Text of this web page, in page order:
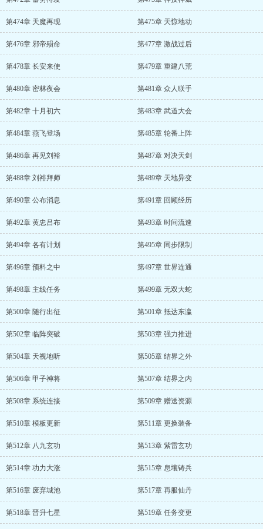
第474章 天魔再现 第475章 天惊地动
第476章 邪帝殒命 第477章 激战过后
第478章 长安来使 第479章 重建八荒
第480章 密林夜会 第481章 众人联手
第482章 十月初六 第483章 武道大会
第484章 燕飞登场 第485章 轮番上阵
第486章 再见刘裕 第487章 对决天剑
第488章 刘裕拜师 第489章 天地异变
第490章 公布消息 第491章 回顾经历
第492章 黄忠吕布 第493章 时间流速
第494章 各有计划 第495章 同步限制
第496章 预料之中 第497章 世界连通
第498章 主线任务 第499章 无双大蛇
第500章 随行出征 第501章 抵达东瀛
第502章 临阵突破 第503章 强力推进
第504章 天视地听 第505章 结界之外
第506章 甲子神将 第507章 结界之内
第508章 系统连接 第509章 赠送资源
第510章 模板更新 第511章 更换装备
第512章 八九玄功 第513章 紫雷玄功
第514章 功力大涨 第515章 息壤铸兵
第516章 废弃城池 第517章 再服仙丹
第518章 晋升七星 第519章 任务变更